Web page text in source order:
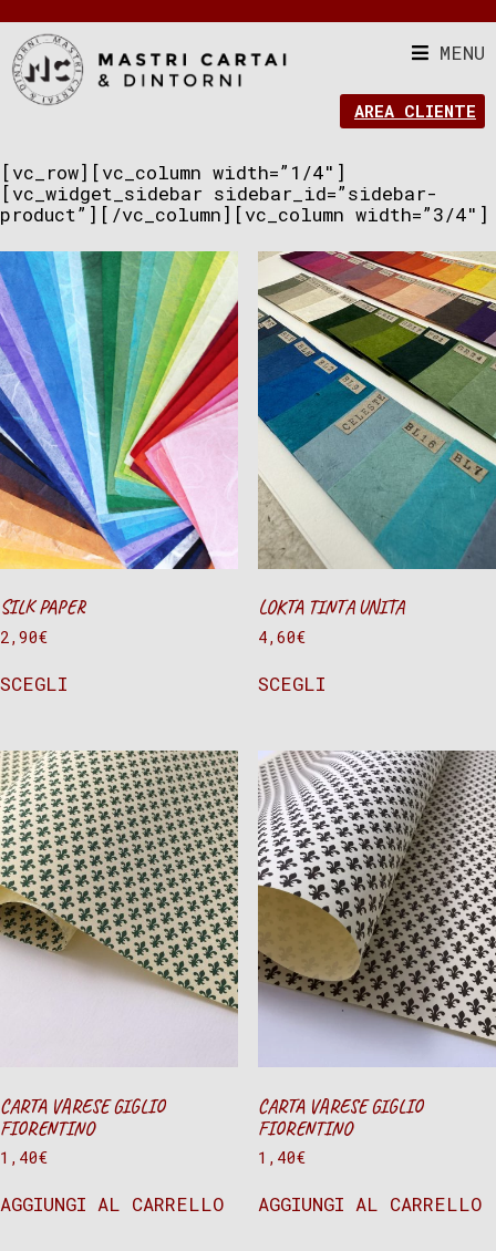
MENU
AREA CLIENTE
[vc_row][vc_column width=”1/4″]
[vc_widget_sidebar sidebar_id=”sidebar-
product”][/vc_column][vc_column width=”3/4″]
SILK PAPER
2,90€
SCEGLI
LOKTA TINTA UNITA
4,60€
SCEGLI
CARTA VARESE GIGLIO
FIORENTINO
1,40€
AGGIUNGI AL CARRELLO
CARTA VARESE GIGLIO
FIORENTINO
1,40€
AGGIUNGI AL CARRELLO